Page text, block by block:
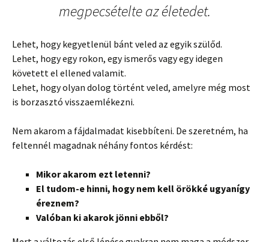
megpecsételte az életedet.
Lehet, hogy kegyetlenül bánt veled az egyik szülőd.
Lehet, hogy egy rokon, egy ismerős vagy egy idegen
követett el ellened valamit.
Lehet, hogy olyan dolog történt veled, amelyre még most
is borzasztó visszaemlékezni.
Nem akarom a fájdalmadat kisebbíteni. De szeretném, ha
feltennél magadnak néhány fontos kérdést:
Mikor akarom ezt letenni?
El tudom-e hinni, hogy nem kell örökké ugyanígy
éreznem?
Valóban ki akarok jönni ebből?